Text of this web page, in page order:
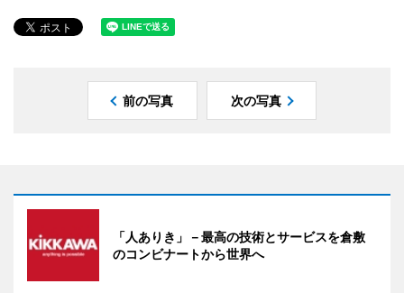
前の写真 次の写真
「人ありき」－最高の技術とサービスを倉敷
のコンビナートから世界へ